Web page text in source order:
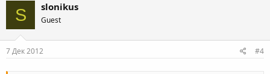
S slonikus
Guest
7 Дек 2012 #4